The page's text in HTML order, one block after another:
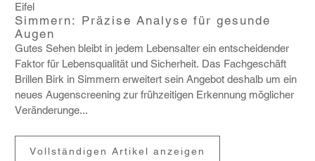
Eifel
Simmern: Präzise Analyse für gesunde
Augen
Gutes Sehen bleibt in jedem Lebens­alter ein entschei­dender
Faktor für Lebens­qua­lität und Sicher­heit. Das Fach­ge­schäft
Brillen Birk in Simmern erwei­tert sein Angebot deshalb um ein
neues Augen­scree­ning zur früh­zei­tigen Erken­nung mögli­cher
Verän­de­runge...
Vollständigen Artikel anzeigen